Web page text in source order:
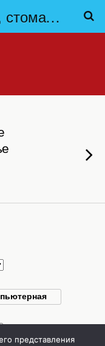
Стоматолог Сумы, стоматологические клиники Сумы, детская стоматология в Сумах. | Частная стоматология Сумы
детская стоматология в
Сумы
представления